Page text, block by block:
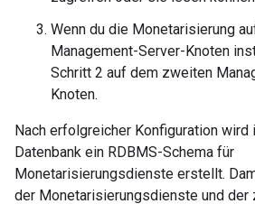
Wenn du die Monetarisierung
Management-Server-Knoten
Schritt 2 auf dem zweiten
Knoten.
Nach erfolgreicher Konfiguration wird
Datenbank ein RDBMS-Schema für
Monetarisierungsdienste erstellt.
der Monetarisierungsdienste und der